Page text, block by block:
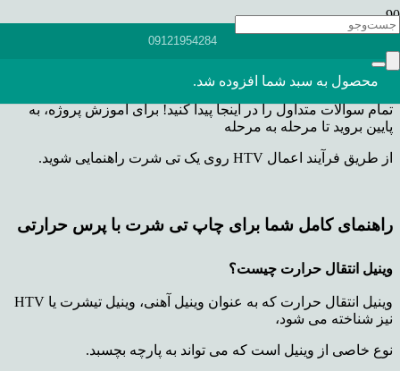
09121954284
محصول به سبد شما افزوده شد.
راهنمای کامل برای چاپ تی شرت با
انتقال حرارت است.
تمام سوالات متداول را در اینجا پیدا کنید! برای آموزش پروژه، به
پایین بروید تا مرحله به مرحله
از طریق فرآیند اعمال HTV روی یک تی شرت راهنمایی شوید.
راهنمای کامل شما برای چاپ تی شرت با پرس حرارتی
وینیل انتقال حرارت چیست؟
وینیل انتقال حرارت که به عنوان وینیل آهنی، وینیل تیشرت یا HTV
نیز شناخته می شود،
نوع خاصی از وینیل است که می تواند به پارچه بچسبد.